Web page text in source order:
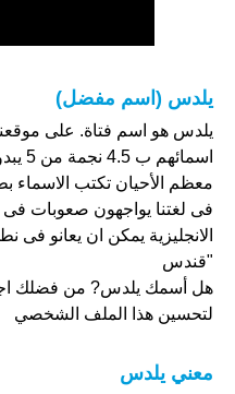
يلدس (اسم مفضل)
معظم الأحيان تكتب الاسماء
فى لغتنا يواجهون صعوبات فى
الانجليزية يمكن ان يعانو
"قندس
هل أسمك يلدس? من فضلك
لتحسين هذا الملف الشخصي
معني يلدس